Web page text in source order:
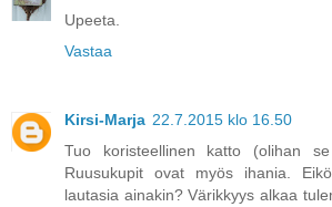
Upeeta.
Vastaa
Kirsi-Marja 22.7.2015 klo 16.50
Tuo koristeellinen katto (olihan
Ruusukupit ovat myös ihania.
lautasia ainakin? Värikkyys alkaa